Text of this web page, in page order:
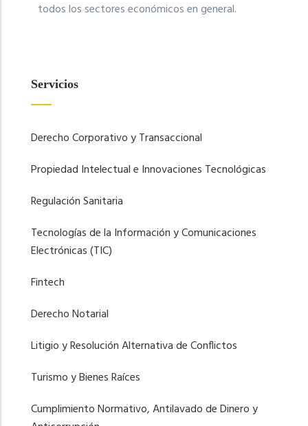
todos los sectores económicos en general.
Servicios
Derecho Corporativo y Transaccional
Propiedad Intelectual e Innovaciones Tecnológicas
Regulación Sanitaria
Tecnologías de la Información y Comunicaciones
Electrónicas (TIC)
Fintech
Derecho Notarial
Litigio y Resolución Alternativa de Conflictos
Turismo y Bienes Raíces
Cumplimiento Normativo, Antilavado de Dinero y